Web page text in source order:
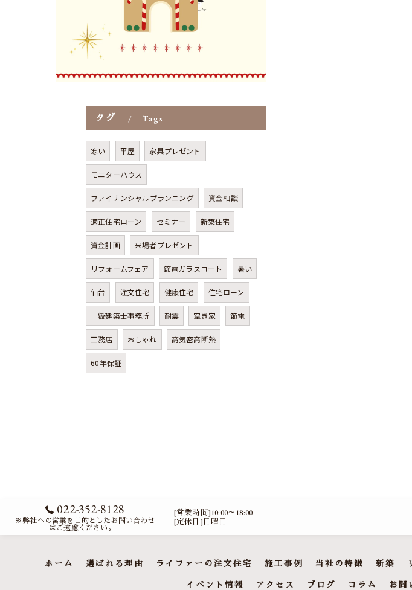
タグ Tags
寒い 平屋 家具プレゼント
モニターハウス
ファイナンシャルプランニング 資金相談
適正住宅ローン セミナー 新築住宅
資金計画 来場者プレゼント
リフォームフェア 節電ガラスコート 暑い
仙台 注文住宅 健康住宅 住宅ローン
一級建築士事務所 耐震 空き家 節電
工務店 おしゃれ 高気密高断熱
60年保証
022-352-8128
※弊社への営業を目的としたお問い合わせ
はご遠慮ください。
[営業時間]10:00～18:00
[定休日]日曜日
ホーム 選ばれる理由 ライファーの注文住宅 施工事例 当社の特徴 新築
イベント情報
アクセス ブログ コラム お問